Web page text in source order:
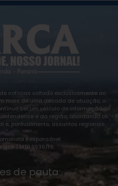
notícias voltado exclusivamente ao
mais de uma década de atuação, o
ser um veículo de informação de
e da região, abordando os
e, pontualmente, assuntos regionais.
Responsável:
| MTB 9936/PR.
de pauta: